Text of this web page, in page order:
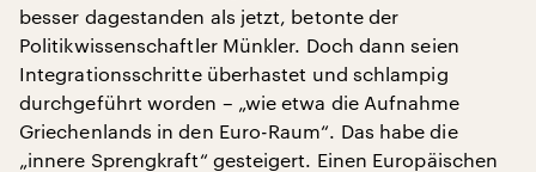
besser dagestanden als jetzt, betonte der
Politikwissenschaftler Münkler. Doch dann seien
Integrationsschritte überhastet und schlampig
durchgeführt worden – „wie etwa die Aufnahme
Griechenlands in den Euro-Raum“. Das habe die
„innere Sprengkraft“ gesteigert. Einen Europäischen